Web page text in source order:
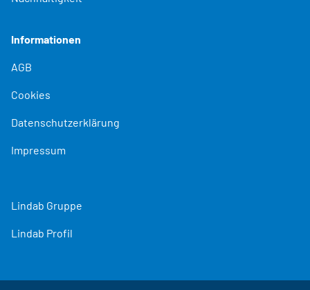
Informationen
AGB
Cookies
Datenschutzerklärung
Impressum
Lindab Gruppe
Lindab Profil